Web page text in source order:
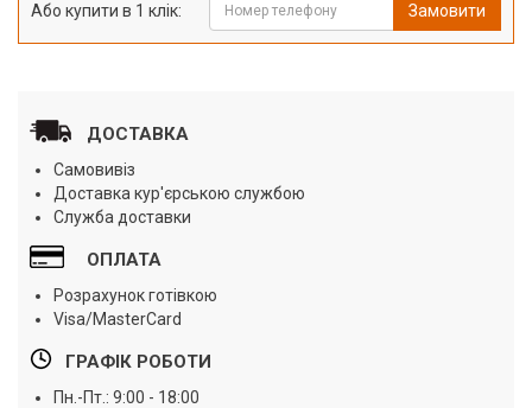
Або купити в 1 клік: Замовити
ДОСТАВКА
Самовивіз
Доставка кур'єрською службою
Служба доставки
ОПЛАТА
Розрахунок готівкою
Visa/MasterCard
ГРАФІК РОБОТИ
Пн.-Пт.: 9:00 - 18:00